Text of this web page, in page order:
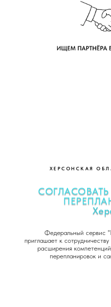
ХЕРСОНСКАЯ
Федеральный сервис
приглашает к
расширения
перепланировок и